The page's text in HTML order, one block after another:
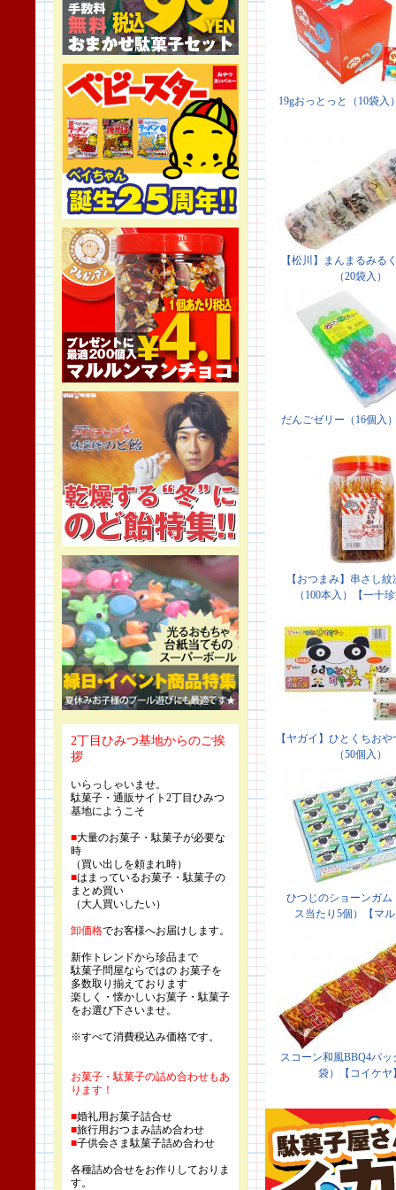
2丁目ひみつ基地からのご挨
拶
いらっしゃいませ。
駄菓子・通販サイト2丁目ひみつ
基地にようこそ
■大量のお菓子・駄菓子が必要な
時
（買い出しを頼まれ時）
■はまっているお菓子・駄菓子の
まとめ買い
（大人買いしたい）
卸価格でお客様へお届けします。
新作トレンドから珍品まで
駄菓子問屋ならではの お菓子を
多数取り揃えております
楽しく・懐かしいお菓子・駄菓子
をお選び下さいませ。
※すべて消費税込み価格です。
お菓子・駄菓子の詰め合わせもあ
ります！
■婚礼用お菓子詰合せ
■旅行用おつまみ詰め合わせ
■子供会さま駄菓子詰め合わせ
各種詰め合せをお作りしておりま
す。